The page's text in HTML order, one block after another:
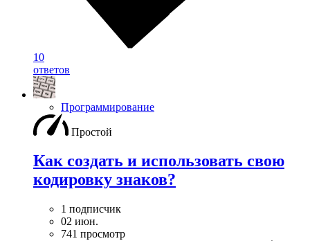
10
ответов
Программирование
Простой
Как создать и использовать свою
кодировку знаков?
1 подписчик
02 июн.
741 просмотр